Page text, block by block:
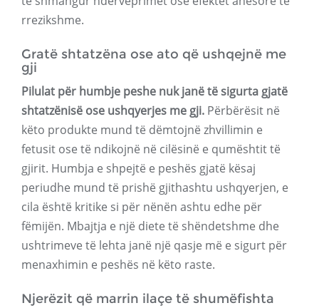
rrezikshme.
Gratë shtatzëna ose ato që ushqejnë me
gji
Pilulat për humbje peshe nuk janë të sigurta gjatë
shtatzënisë ose ushqyerjes me gji. Përbërësit në
këto produkte mund të dëmtojnë zhvillimin e
fetusit ose të ndikojnë në cilësinë e qumështit të
gjirit. Humbja e shpejtë e peshës gjatë kësaj
periudhe mund të prishë gjithashtu ushqyerjen, e
cila është kritike si për nënën ashtu edhe për
fëmijën. Mbajtja e një diete të shëndetshme dhe
ushtrimeve të lehta janë një qasje më e sigurt për
menaxhimin e peshës në këto raste.
Njerëzit që marrin ilaçe të shumëfishta